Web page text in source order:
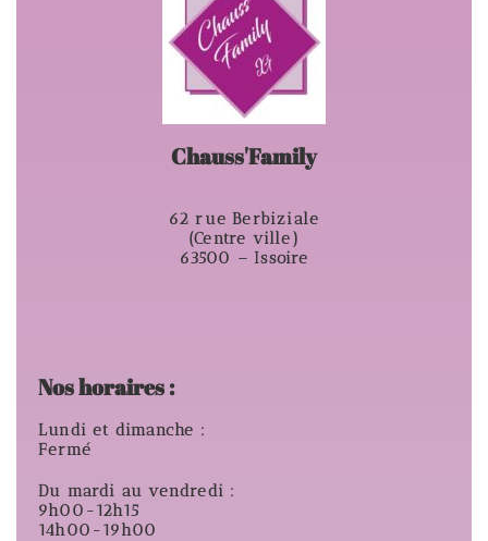
Chauss'Family
62 rue Berbiziale
(Centre ville)
63500 – Issoire
Nos horaires :
Lundi et dimanche :
Fermé
Du mardi au vendredi :
9h00-12h15
14h00-19h00